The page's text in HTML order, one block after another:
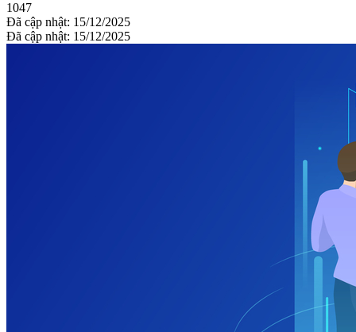
1047
Đã cập nhật: 15/12/2025
Đã cập nhật: 15/12/2025